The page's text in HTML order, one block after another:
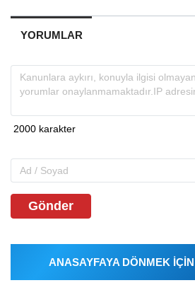
YORUMLAR
Gönder
ANASAYFAYA DÖNMEK